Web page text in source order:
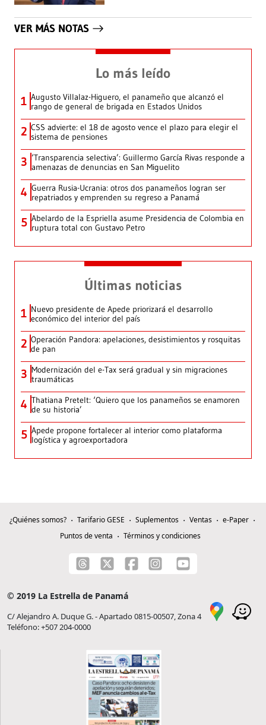
VER MÁS NOTAS
Lo más leído
1 Augusto Villalaz-Higuero, el panameño que alcanzó el
rango de general de brigada en Estados Unidos
2 CSS advierte: el 18 de agosto vence el plazo para elegir el
sistema de pensiones
3 ‘Transparencia selectiva’: Guillermo García Rivas responde a
amenazas de denuncias en San Miguelito
4 Guerra Rusia-Ucrania: otros dos panameños logran ser
repatriados y emprenden su regreso a Panamá
5 Abelardo de la Espriella asume Presidencia de Colombia en
ruptura total con Gustavo Petro
Últimas noticias
1 Nuevo presidente de Apede priorizará el desarrollo
económico del interior del país
2 Operación Pandora: apelaciones, desistimientos y rosquitas
de pan
3 Modernización del e-Tax será gradual y sin migraciones
traumáticas
4 Thatiana Pretelt: ‘Quiero que los panameños se enamoren
de su historia’
5 Apede propone fortalecer al interior como plataforma
logística y agroexportadora
¿Quiénes somos? Tarifario GESE Suplementos Ventas
e-Paper
Puntos de venta
Términos y condiciones
© 2019 La Estrella de Panamá
C/ Alejandro A. Duque G. - Apartado 0815-00507, Zona 4
Teléfono: +507 204-0000